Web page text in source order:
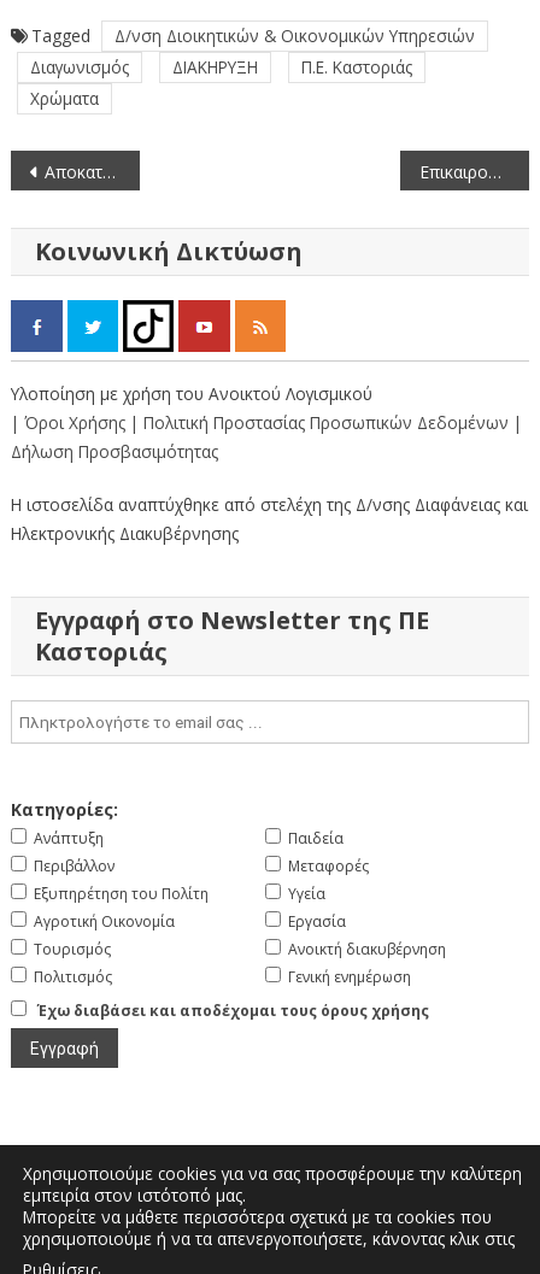
Tagged
Δ/νση Διοικητικών & Οικονομικών Υπηρεσιών
Διαγωνισμός
ΔΙΑΚΗΡΥΞΗ
Π.Ε. Καστοριάς
Χρώματα
Πλοήγηση
Αποκατάσταση και επαναλειτουργία των αντλιοστασίων άρδευσης στην Ιεροπηγή, πρ. 36.000,00 €. Eπικαιροποίηση στοιχείων Αθλητικών Συλλόγων Π.Ε. Καστοριάς για την έκδοση βεβαίωσης Ηλεκτρονικού Μητρώου Γ.Γ.Α.
Κοινωνική Δικτύωση
Υλοποίηση με χρήση του Ανοικτού Λογισμικού
| Όροι Χρήσης | Πολιτική Προστασίας Προσωπικών Δεδομένων |
Δήλωση Προσβασιμότητας
Η ιστοσελίδα αναπτύχθηκε από στελέχη της Δ/νσης Διαφάνειας και
Ηλεκτρονικής Διακυβέρνησης
Εγγραφή στο Newsletter της ΠΕ
Καστοριάς
Κατηγορίες:
Ανάπτυξη
Περιβάλλον
Εξυπηρέτηση του Πολίτη
Αγροτική Οικονομία
Τουρισμός
Πολιτισμός
Παιδεία
Μεταφορές
Υγεία
Εργασία
Ανοικτή διακυβέρνηση
Γενική ενημέρωση
Έχω διαβάσει και αποδέχομαι τους όρους χρήσης
Μεγάλου Αλεξάνδρου και Διοικητηρίου |
Τηλέφωνο: 2467350200 | Email:
Χρησιμοποιούμε cookies για να σας προσφέρουμε την καλύτερη
εμπειρία στον ιστότοπό μας.
Μπορείτε να μάθετε περισσότερα σχετικά με τα cookies που
χρησιμοποιούμε ή να τα απενεργοποιήσετε, κάνοντας κλικ στις
Ρυθμίσεις.